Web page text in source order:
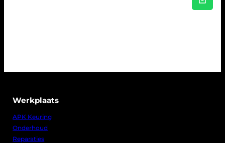
Werkplaats
APK Keuring
Onderhoud
Reparaties